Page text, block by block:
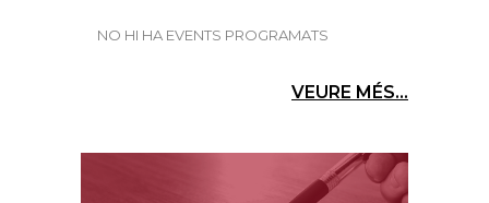
NO HI HA EVENTS PROGRAMATS
VEURE MÉS...